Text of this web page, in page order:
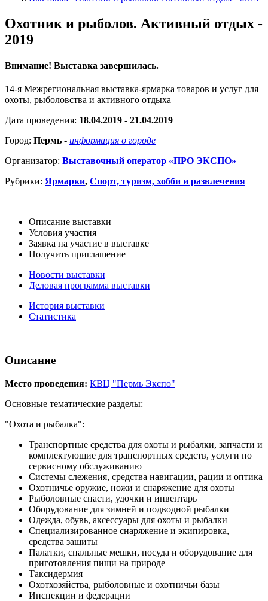
Охотник и рыболов. Активный отдых -
2019
Внимание! Выставка завершилась.
14-я Межрегиональная выставка-ярмарка товаров и услуг для
охоты, рыболовства и активного отдыха
Дата проведения: 18.04.2019 - 21.04.2019
Город: Пермь - информация о городе
Организатор: Выставочный оператор «ПРО ЭКСПО»
Рубрики: Ярмарки, Спорт, туризм, хобби и развлечения
Описание выставки
Условия участия
Заявка на участие в выставке
Получить приглашение
Новости выставки
Деловая программа выставки
История выставки
Статистика
Описание
Место проведения: КВЦ "Пермь Экспо"
Основные тематические разделы:
"Охота и рыбалка":
Транспортные средства для охоты и рыбалки, запчасти и
комплектующие для транспортных средств, услуги по
сервисному обслуживанию
Системы слежения, средства навигации, рации и оптика
Охотничье оружие, ножи и снаряжение для охоты
Рыболовные снасти, удочки и инвентарь
Оборудование для зимней и подводной рыбалки
Одежда, обувь, аксессуары для охоты и рыбалки
Специализированное снаряжение и экипировка,
средства защиты
Палатки, спальные мешки, посуда и оборудование для
приготовления пищи на природе
Таксидермия
Охотхозяйства, рыболовные и охотничьи базы
Инспекции и федерации